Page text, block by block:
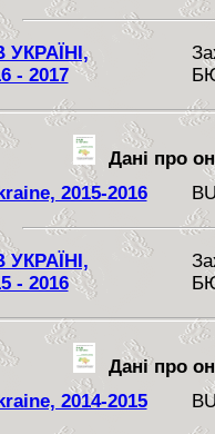
УКРАЇНІ,
- 2017
Дані про
2015-2016
УКРАЇНІ,
- 2016
Дані про
2014-2015